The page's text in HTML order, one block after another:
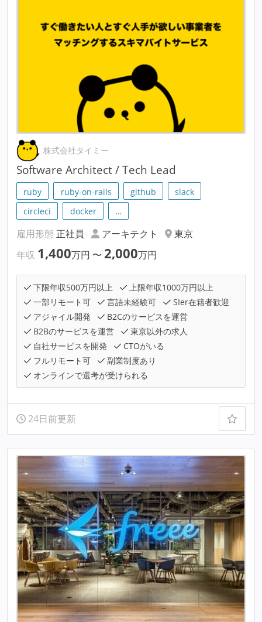
株式会社タイミー
Software Architect / Tech Lead
ruby ruby-on-rails github
slack
circleci
docker …
雇用形態 正社員 アーキテクト
東京
年収 1,400万円 〜 2,000万円
下限年収500万円以上
上限年収1000万円以上
一部リモート可
言語未経験可
SIer在籍者歓迎
アジャイル開発
B2Cのサービスを運営
B2Bのサービスを運営
東京以外の求人
自社サービスを開発
CTOがいる
フルリモート可
副業制度あり
オンラインで選考が受けられる
24日前更新